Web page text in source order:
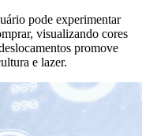
pode experimentar
visualizando cores
promove
e lazer.